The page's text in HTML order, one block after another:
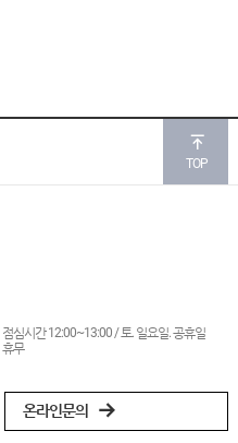
TOP
점심시간 12:00~13:00 /토. 일요일. 공휴일
휴무
온라인문의